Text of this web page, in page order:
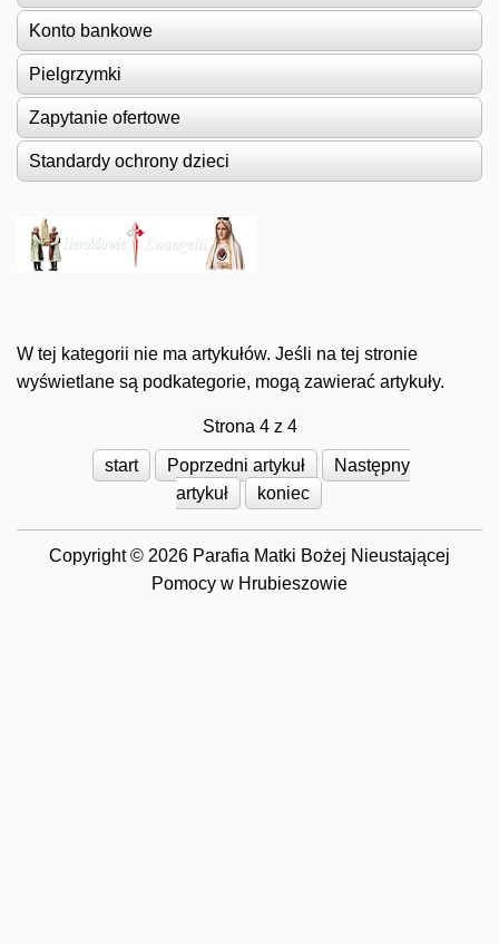
Konto bankowe
Pielgrzymki
Zapytanie ofertowe
Standardy ochrony dzieci
W tej kategorii nie ma artykułów. Jeśli na tej stronie
wyświetlane są podkategorie, mogą zawierać artykuły.
Strona 4 z 4
start Poprzedni artykuł
Następny
artykuł
koniec
Copyright © 2026 Parafia Matki Bożej Nieustającej
Pomocy w Hrubieszowie